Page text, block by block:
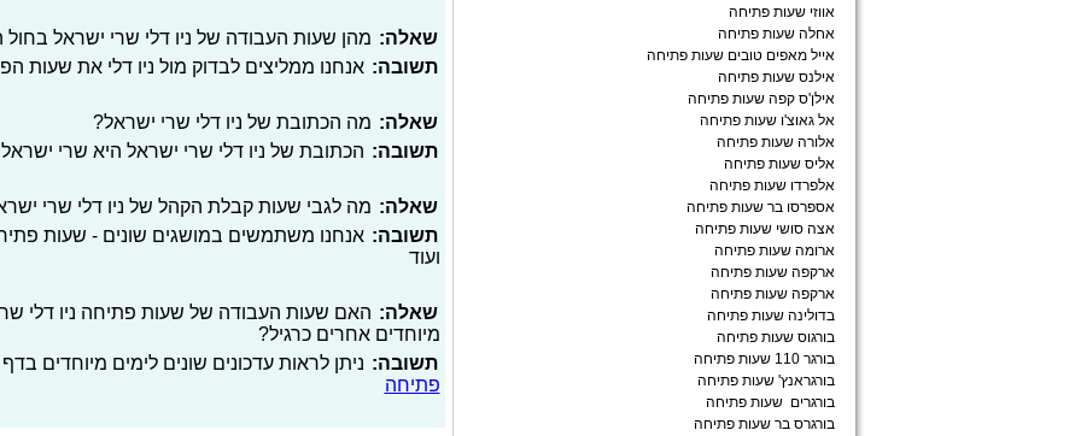
שאלה: מהן שעות העבודה של ניו דלי שרי ישראל בחול
תשובה: אנחנו ממליצים לבדוק מול ניו דלי את שעות
שאלה: מה הכתובת של ניו דלי שרי ישראל?
תשובה: הכתובת של ניו דלי שרי ישראל היא שרי ישראל
שאלה: מה לגבי שעות קבלת הקהל של ניו דלי שרי
תשובה: אנחנו משתמשים במושגים שונים - שעות
ועוד
שאלה: האם שעות העבודה של שעות פתיחה ניו דלי שרי
מיוחדים אחרים כרגיל?
תשובה: ניתן לראות עדכונים שונים לימים מיוחדים
פתיחה
אווזי שעות פתיחה
אחלה שעות פתיחה
אייל מאפים טובים שעות פתיחה
אילנס שעות פתיחה
אילן'ס קפה שעות פתיחה
אל גאוצ'ו שעות פתיחה
אלורה שעות פתיחה
אליס שעות פתיחה
אלפרדו שעות פתיחה
אספרסו בר שעות פתיחה
אצה סושי שעות פתיחה
ארומה שעות פתיחה
ארקפה שעות פתיחה
ארקפה שעות פתיחה
בדולינה שעות פתיחה
בורגוס שעות פתיחה
בורגר 110 שעות פתיחה
בורגראנץ' שעות פתיחה
בורגרים שעות פתיחה
בורגרס בר שעות פתיחה